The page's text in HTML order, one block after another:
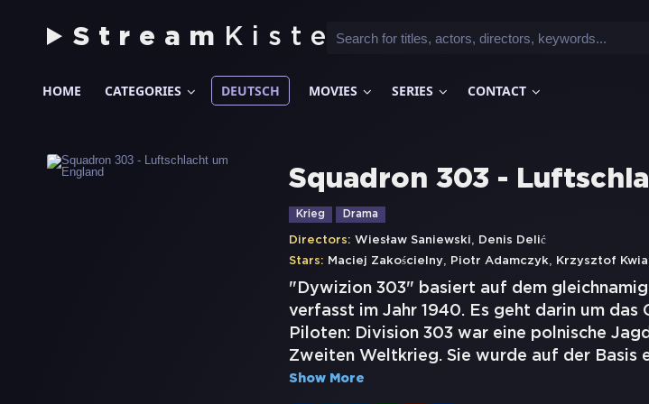
Stream Kiste
HOME CATEGORIES DEUTSCH MOVIES SERIES CONTACT
Squadron 303 -
Krieg Drama
Directors: Wiesław Saniewski, Denis Delić
Stars: Maciej Zakościelny, Piotr Adamczyk, Krzysztof
"Dywizion 303" basiert auf dem
verfasst im Jahr 1940. Es geht darin um das
Piloten: Division 303 war eine polnische
Zweiten Weltkrieg. Sie wurde auf der Basis
Show More